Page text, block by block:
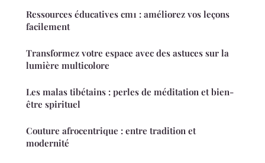
Ressources éducatives cm1 : améliorez vos leçons
facilement
Transformez votre espace avec des astuces sur la
lumière multicolore
Les malas tibétains : perles de méditation et bien-
être spirituel
Couture afrocentrique : entre tradition et
modernité